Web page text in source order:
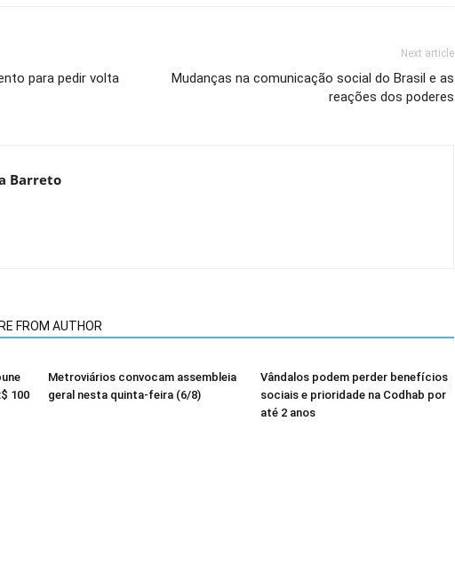
para pedir volta
Next article
Mudanças na comunicação social do Brasil e as
reações dos poderes
Barreto
FROM AUTHOR
100
Metroviários convocam assembleia
geral nesta quinta-feira (6/8)
Vândalos podem perder benefícios
sociais e prioridade na Codhab por
até 2 anos